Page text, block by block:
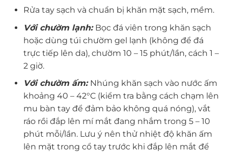
Rửa tay sạch và chuẩn bị khăn mặt sạch, mềm.
Với chườm lạnh: Bọc đá viên trong khăn sạch
hoặc dùng túi chườm gel lạnh (không để đá
trực tiếp lên da), chườm 10 – 15 phút/lần, cách 1 –
2 giờ.
Với chườm ấm: Nhúng khăn sạch vào nước ấm
khoảng 40 – 42°C (kiểm tra bằng cách chạm lên
mu bàn tay để đảm bảo không quá nóng), vắt
ráo rồi đắp lên mí mắt đang nhắm trong 5 – 10
phút mỗi/lần. Lưu ý nên thử nhiệt độ khăn ấm
lên mặt trong cổ tay trước khi đắp lên mắt để